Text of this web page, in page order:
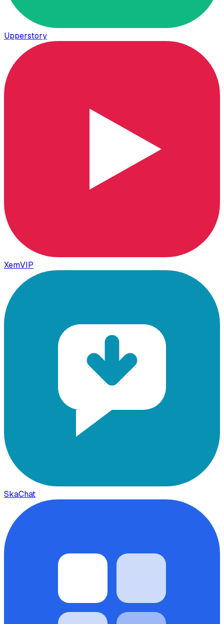
Upperstory
XemVIP
SkaChat